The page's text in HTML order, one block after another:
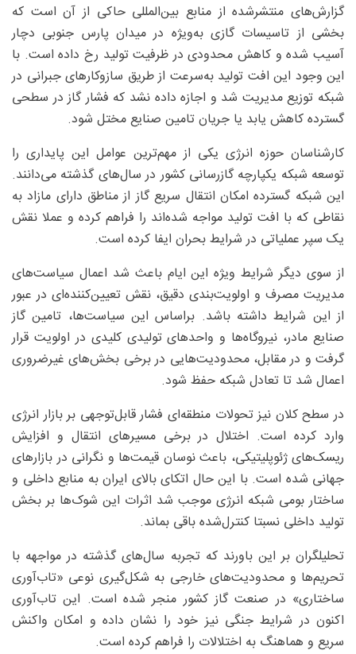
گزارش‌های منتشرشده از منابع بین‌المللی حاکی از آن است که
بخشی از تاسیسات گازی به‌ویژه در میدان پارس جنوبی دچار
آسیب شده و کاهش محدودی در ظرفیت تولید رخ داده است. با
این وجود این افت تولید به‌سرعت از طریق سازوکارهای جبرانی در
شبکه توزیع مدیریت شد و اجازه داده نشد که فشار گاز در سطحی
گسترده کاهش یابد یا جریان تامین صنایع مختل شود.
کارشناسان حوزه انرژی یکی از مهم‌ترین عوامل این پایداری را
توسعه شبکه یکپارچه گازرسانی کشور در سال‌های گذشته می‌دانند.
این شبکه گسترده امکان انتقال سریع گاز از مناطق دارای مازاد به
نقاطی که با افت تولید مواجه شده‌اند را فراهم کرده و عملا نقش
یک سپر عملیاتی در شرایط بحران ایفا کرده است.
از سوی دیگر شرایط ویژه این ایام باعث شد اعمال سیاست‌های
مدیریت مصرف و اولویت‌بندی دقیق، نقش تعیین‌کننده‌ای در عبور
از این شرایط داشته باشد. براساس این سیاست‌ها، تامین گاز
صنایع مادر، نیروگاه‌ها و واحدهای تولیدی کلیدی در اولویت قرار
گرفت و در مقابل، محدودیت‌هایی در برخی بخش‌های غیرضروری
اعمال شد تا تعادل شبکه حفظ شود.
در سطح کلان نیز تحولات منطقه‌ای فشار قابل‌توجهی بر بازار انرژی
وارد کرده است. اختلال در برخی مسیرهای انتقال و افزایش
ریسک‌های ژئوپلیتیکی، باعث نوسان قیمت‌ها و نگرانی در بازارهای
جهانی شده است. با این حال اتکای بالای ایران به منابع داخلی و
ساختار بومی شبکه انرژی موجب شد اثرات این شوک‌ها بر بخش
تولید داخلی نسبتا کنترل‌شده باقی بماند.
تحلیلگران بر این باورند که تجربه سال‌های گذشته در مواجهه با
تحریم‌ها و محدودیت‌های خارجی به شکل‌گیری نوعی «تاب‌آوری
ساختاری» در صنعت گاز کشور منجر شده است. این تاب‌آوری
اکنون در شرایط جنگی نیز خود را نشان داده و امکان واکنش
سریع و هماهنگ به اختلالات را فراهم کرده است.